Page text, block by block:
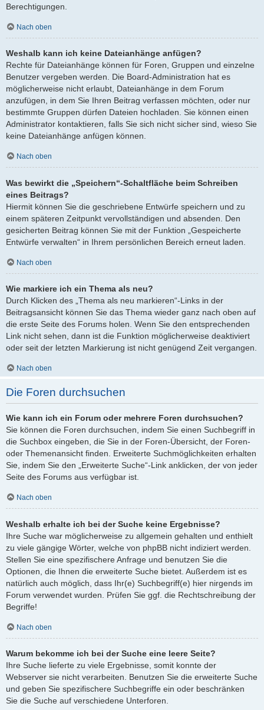
Berechtigungen.
Nach oben
Weshalb kann ich keine Dateianhänge anfügen?
Rechte für Dateianhänge können für Foren, Gruppen und einzelne
Benutzer vergeben werden. Die Board-Administration hat es
möglicherweise nicht erlaubt, Dateianhänge in dem Forum
anzufügen, in dem Sie Ihren Beitrag verfassen möchten, oder nur
bestimmte Gruppen dürfen Dateien hochladen. Sie können einen
Administrator kontaktieren, falls Sie sich nicht sicher sind, wieso Sie
keine Dateianhänge anfügen können.
Nach oben
Was bewirkt die „Speichern“-Schaltfläche beim Schreiben
eines Beitrags?
Hiermit können Sie die geschriebene Entwürfe speichern und zu
einem späteren Zeitpunkt vervollständigen und absenden. Den
gesicherten Beitrag können Sie mit der Funktion „Gespeicherte
Entwürfe verwalten“ in Ihrem persönlichen Bereich erneut laden.
Nach oben
Wie markiere ich ein Thema als neu?
Durch Klicken des „Thema als neu markieren“-Links in der
Beitragsansicht können Sie das Thema wieder ganz nach oben auf
die erste Seite des Forums holen. Wenn Sie den entsprechenden
Link nicht sehen, dann ist die Funktion möglicherweise deaktiviert
oder seit der letzten Markierung ist nicht genügend Zeit vergangen.
Nach oben
Die Foren durchsuchen
Wie kann ich ein Forum oder mehrere Foren durchsuchen?
Sie können die Foren durchsuchen, indem Sie einen Suchbegriff in
die Suchbox eingeben, die Sie in der Foren-Übersicht, der Foren-
oder Themenansicht finden. Erweiterte Suchmöglichkeiten erhalten
Sie, indem Sie den „Erweiterte Suche“-Link anklicken, der von jeder
Seite des Forums aus verfügbar ist.
Nach oben
Weshalb erhalte ich bei der Suche keine Ergebnisse?
Ihre Suche war möglicherweise zu allgemein gehalten und enthielt
zu viele gängige Wörter, welche von phpBB nicht indiziert werden.
Stellen Sie eine spezifischere Anfrage und benutzen Sie die
Optionen, die Ihnen die erweiterte Suche bietet. Außerdem ist es
natürlich auch möglich, dass Ihr(e) Suchbegriff(e) hier nirgends im
Forum verwendet wurden. Prüfen Sie ggf. die Rechtschreibung der
Begriffe!
Nach oben
Warum bekomme ich bei der Suche eine leere Seite?
Ihre Suche lieferte zu viele Ergebnisse, somit konnte der
Webserver sie nicht verarbeiten. Benutzen Sie die erweiterte Suche
und geben Sie spezifischere Suchbegriffe ein oder beschränken
Sie die Suche auf verschiedene Unterforen.